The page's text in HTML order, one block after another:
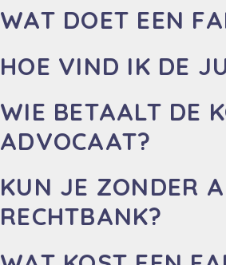
WAT DOET EEN
HOE VIND IK DE
WIE BETAALT DE
ADVOCAAT?
KUN JE ZONDER
RECHTBANK?